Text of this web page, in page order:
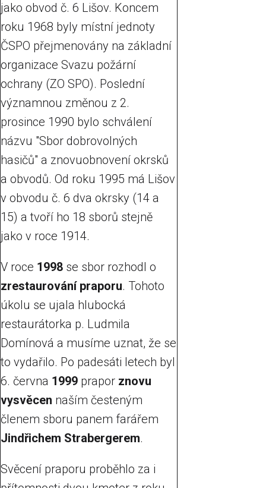
jako obvod č. 6 Lišov. Koncem
roku 1968 byly místní jednoty
ČSPO přejmenovány na základní
organizace Svazu požární
ochrany (ZO SPO). Poslední
významnou změnou z 2.
prosince 1990 bylo schválení
názvu "Sbor dobrovolných
hasičů" a znovuobnovení okrsků
a obvodů. Od roku 1995 má Lišov
v obvodu č. 6 dva okrsky (14 a
15) a tvoří ho 18 sborů stejně
jako v roce 1914.
V roce 1998 se sbor rozhodl o
zrestaurování praporu. Tohoto
úkolu se ujala hlubocká
restaurátorka p. Ludmila
Domínová a musíme uznat, že se
to vydařilo. Po padesáti letech byl
6. června 1999 prapor znovu
vysvěcen naším česteným
členem sboru panem farářem
Jindřichem Strabergerem.
Svěcení praporu proběhlo za i